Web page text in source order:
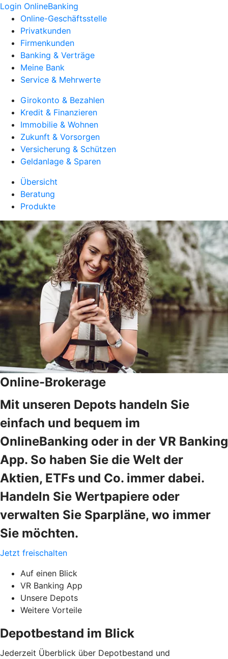
Login OnlineBanking
Online-Geschäftsstelle
Privatkunden
Firmenkunden
Banking & Verträge
Meine Bank
Service & Mehrwerte
Girokonto & Bezahlen
Kredit & Finanzieren
Immobilie & Wohnen
Zukunft & Vorsorgen
Versicherung & Schützen
Geldanlage & Sparen
Übersicht
Beratung
Produkte
Online-Brokerage
Mit unseren Depots handeln Sie
einfach und bequem im
OnlineBanking oder in der VR Banking
App. So haben Sie die Welt der
Aktien, ETFs und Co. immer dabei.
Handeln Sie Wertpapiere oder
verwalten Sie Sparpläne, wo immer
Sie möchten.
Jetzt freischalten
Auf einen Blick
VR Banking App
Unsere Depots
Weitere Vorteile
Depotbestand im Blick
Jederzeit Überblick über Depotbestand und